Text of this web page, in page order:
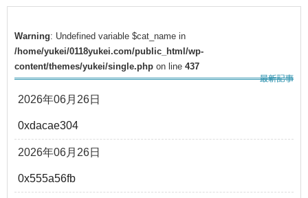
Warning: Undefined variable $cat_name in
/home/yukei/0118yukei.com/public_html/wp-
content/themes/yukei/single.php on line 437
2026年06月26日
0xdacae304
2026年06月26日
0x555a56fb